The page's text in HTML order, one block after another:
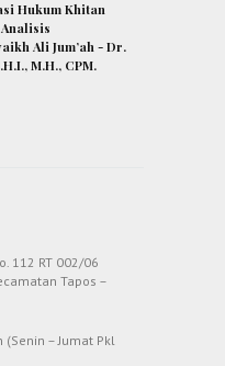
Hukum Khitan
Ali Jum’ah - Dr.
M.H., CPM.
112 RT 002/06
Tapos –
– Jumat Pkl